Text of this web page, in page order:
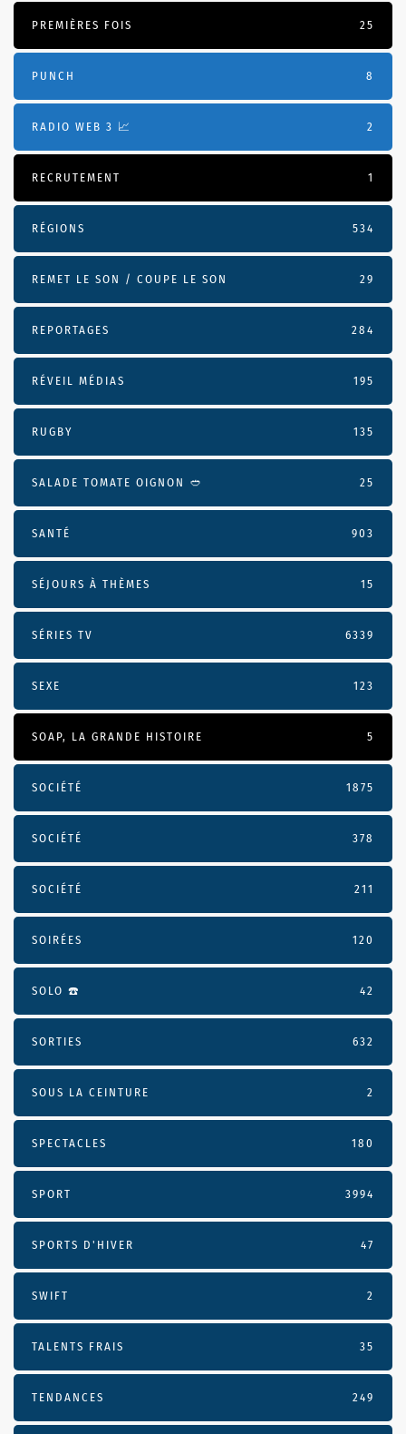
PREMIÈRES FOIS 25
PUNCH 8
RADIO WEB 3 📈 2
RECRUTEMENT 1
RÉGIONS 534
REMET LE SON / COUPE LE SON 29
REPORTAGES 284
RÉVEIL MÉDIAS 195
RUGBY 135
SALADE TOMATE OIGNON 🥙 25
SANTÉ 903
SÉJOURS À THÈMES 15
SÉRIES TV 6339
SEXE 123
SOAP, LA GRANDE HISTOIRE 5
SOCIÉTÉ 1875
SOCIÉTÉ 378
SOCIÉTÉ 211
SOIRÉES 120
SOLO ☎️ 42
SORTIES 632
SOUS LA CEINTURE 2
SPECTACLES 180
SPORT 3994
SPORTS D'HIVER 47
SWIFT 2
TALENTS FRAIS 35
TENDANCES 249